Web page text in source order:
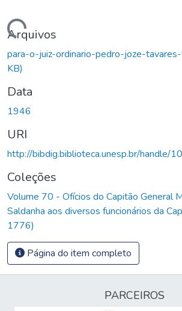
Carregando...
Arquivos
para-o-juiz-ordinario-pedro-joze-
KB)
Data
1946
URI
http://bibdig.biblioteca.unesp.br/handle/
Coleções
Volume 70 - Ofícios do Capitão General
Saldanha aos diversos funcionários da
1776)
Página do item completo
PARCEIROS